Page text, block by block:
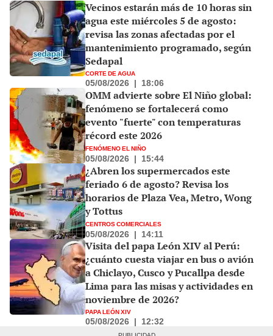
Vecinos estarán más de 10 horas sin
agua este miércoles 5 de agosto:
revisa las zonas afectadas por el
mantenimiento programado, según
Sedapal
CORTE DE AGUA
05/08/2026 | 18:06
OMM advierte sobre El Niño global:
fenómeno se fortalecerá como
evento "fuerte" con temperaturas
récord este 2026
FENÓMENO EL NIÑO
05/08/2026 | 15:44
¿Abren los supermercados este
feriado 6 de agosto? Revisa los
horarios de Plaza Vea, Metro, Wong
y Tottus
CENTROS COMERCIALES
05/08/2026 | 14:11
Visita del papa León XIV al Perú:
¿cuánto cuesta viajar en bus o avión
a Chiclayo, Cusco y Pucallpa desde
Lima para las misas y actividades en
noviembre de 2026?
PAPA LEÓN XIV
05/08/2026 | 12:32